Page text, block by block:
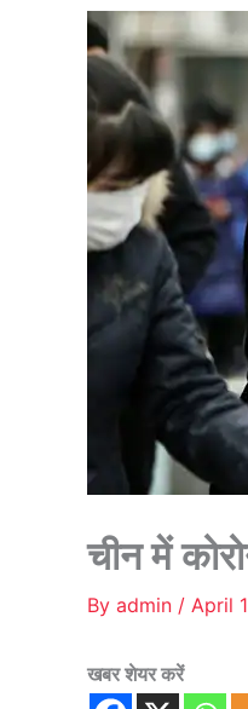
चीन में
By admin / April
खबर शेयर करें